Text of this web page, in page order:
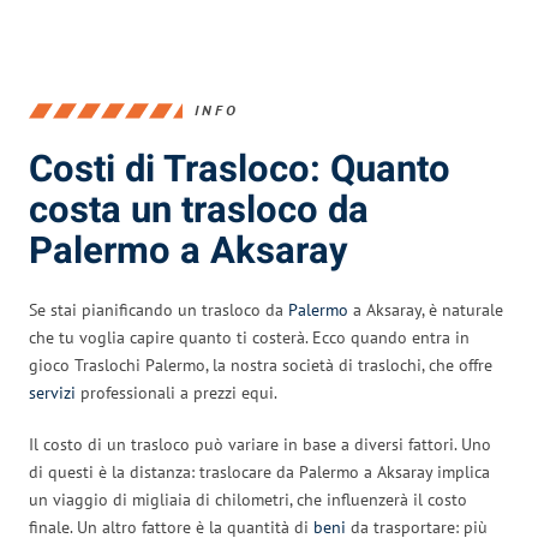
INFO
Costi di Trasloco: Quanto
costa un trasloco da
Palermo a Aksaray
Se stai pianificando un trasloco da Palermo a Aksaray, è naturale
che tu voglia capire quanto ti costerà. Ecco quando entra in
gioco Traslochi Palermo, la nostra società di traslochi, che offre
servizi professionali a prezzi equi.
Il costo di un trasloco può variare in base a diversi fattori. Uno
di questi è la distanza: traslocare da Palermo a Aksaray implica
un viaggio di migliaia di chilometri, che influenzerà il costo
finale. Un altro fattore è la quantità di beni da trasportare: più